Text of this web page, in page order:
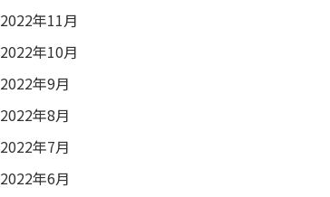
2022年11月
2022年10月
2022年9月
2022年8月
2022年7月
2022年6月